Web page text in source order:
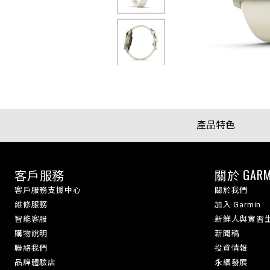
產品特色
客戶服務
客戶服務支援中心
維修服務
智能客服
購物說明
聯絡我們
品牌體驗店
關於
關於我們
加入 Garmin
新鮮人與實習
新聞稿
投資情報
永續發展